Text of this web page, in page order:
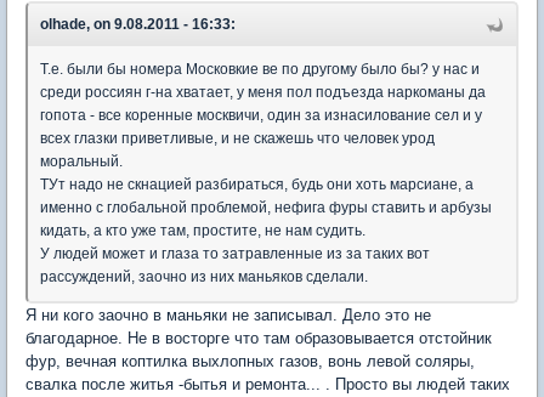
olhade, on 9.08.2011 - 16:33:
Т.е. были бы номера Московкие ве по другому было бы? у нас и
среди россиян г-на хватает, у меня пол подъезда наркоманы да
гопота - все коренные москвичи, один за изнасилование сел и у
всех глазки приветливые, и не скажешь что человек урод
моральный.
ТУт надо не скнацией разбираться, будь они хоть марсиане, а
именно с глобальной проблемой, нефига фуры ставить и арбузы
кидать, а кто уже там, простите, не нам судить.
У людей может и глаза то затравленные из за таких вот
рассуждений, заочно из них маньяков сделали.
Я ни кого заочно в маньяки не записывал. Дело это не
благодарное. Не в восторге что там образовывается отстойник
фур, вечная коптилка выхлопных газов, вонь левой соляры,
свалка после житья -бытья и ремонта... . Просто вы людей таких